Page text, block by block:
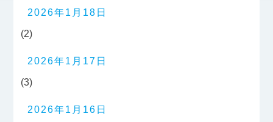
2026年1月18日
(2)
2026年1月17日
(3)
2026年1月16日